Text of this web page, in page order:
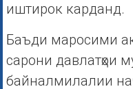
иштирок карданд.
Баъди маросими
сарони давлатҳои
байналмилалии